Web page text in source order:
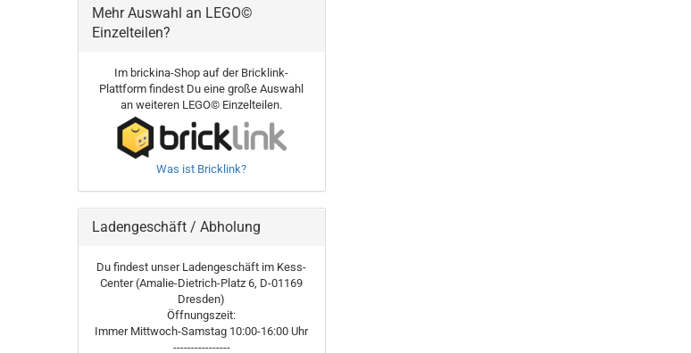
Mehr Auswahl an LEGO©
Einzelteilen?
Im brickina-Shop auf der Bricklink-
Plattform findest Du eine große Auswahl
an weiteren LEGO© Einzelteilen.
Was ist Bricklink?
Ladengeschäft / Abholung
Du findest unser Ladengeschäft im Kess-
Center (Amalie-Dietrich-Platz 6, D-01169
Dresden)
Öffnungszeit:
Immer Mittwoch-Samstag 10:00-16:00 Uhr
----------------